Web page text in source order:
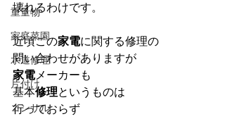
重量物
家庭菜園
水道修理
片付け
コンサル
壊れるわけです。
近頃この家電に関する修理の
問い合わせがありますが
家電メーカーも
基本修理というものは
行っておらず